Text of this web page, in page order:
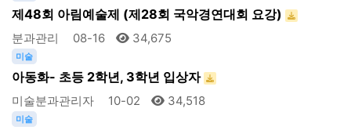
제48회 아림예술제 (제28회 국악경연대회 요강)
분과관리 08-16 34,675
미술
아동화- 초등 2학년, 3학년 입상자
미술분과관리자 10-02 34,518
미술